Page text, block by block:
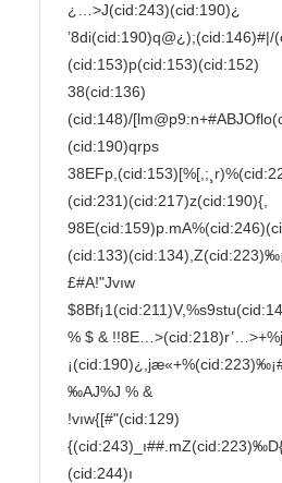
¿…>J(cid:243)(cid:190)¿
’8di(cid:190)q@¿);(cid:146)#|/
(cid:153)p(cid:153)(cid:152)
38(cid:136)
(cid:148)/
(cid:190)qrps
38EFp,(cid:153)[%[,;
(cid:231)(cid:217)z(cid:190){,
£#A!"Jvıw
% $ &
‰AJ%J % &
!vıw{[#"(cid:129)
(cid:244)ı